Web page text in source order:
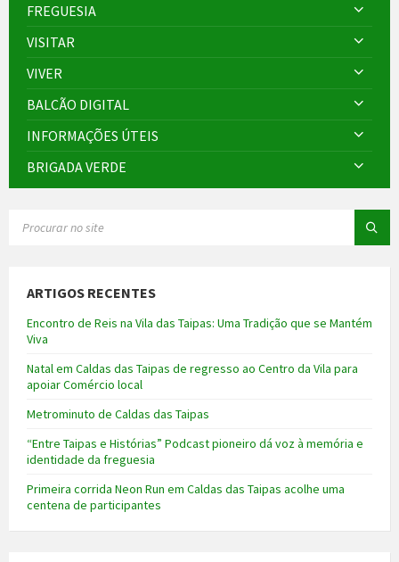
FREGUESIA
VISITAR
VIVER
BALCÃO DIGITAL
INFORMAÇÕES ÚTEIS
BRIGADA VERDE
ARTIGOS RECENTES
Encontro de Reis na Vila das Taipas: Uma Tradição que se Mantém
Viva
Natal em Caldas das Taipas de regresso ao Centro da Vila para
apoiar Comércio local
Metrominuto de Caldas das Taipas
“Entre Taipas e Histórias” Podcast pioneiro dá voz à memória e
identidade da freguesia
Primeira corrida Neon Run em Caldas das Taipas acolhe uma
centena de participantes